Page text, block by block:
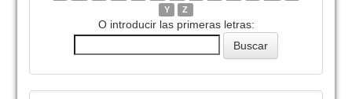
Y
Z
O introducir las primeras letras: